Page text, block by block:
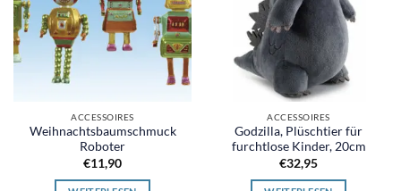
ACCESSOIRES
Weihnachtsbaumschmuck
Roboter
€11,90
ACCESSOIRES
Godzilla, Plüschtier für
furchtlose Kinder, 20cm
€32,95